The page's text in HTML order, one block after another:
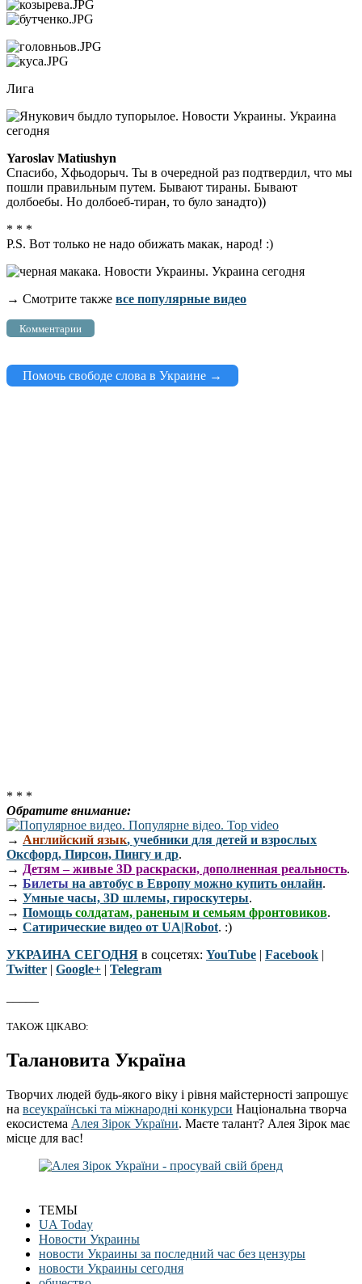
Лига
Yaroslav Matiushyn
Спасибо, Хфьодорыч. Ты в очередной раз подтвердил, что мы
пошли правильным путем. Бывают тираны. Бывают
долбоебы. Но долбоеб-тиран, то було занадто))
* * *
P.S. Вот только не надо обижать макак, народ! :)
→ Смотрите также все популярные видео
Комментарии
Помочь свободе слова в Украине →
* * *
Обратите внимание:
→ Английский язык, учебники для детей и взрослых
Оксфорд, Пирсон, Пингу и др.
→ Детям – живые 3D раскраски, дополненная реальность.
→ Билеты на автобус в Европу можно купить онлайн.
→ Умные часы, 3D шлемы, гироскутеры.
→ Помощь солдатам, раненым и семьям фронтовиков.
→ Сатирические видео от UA|Robot. :)
УКРАИНА СЕГОДНЯ в соцсетях: YouTube | Facebook |
Twitter | Google+ | Telegram
ТАКОЖ ЦІКАВО:
Талановита Україна
Творчих людей будь-якого віку і рівня майстерності запрошує
на всеукраїнські та міжнародні конкурси Національна творча
екосистема Алея Зірок України. Маєте талант? Алея Зірок має
місце для вас!
ТЕМЫ
UA Today
Новости Украины
новости Украины за последний час без цензуры
новости Украины сегодня